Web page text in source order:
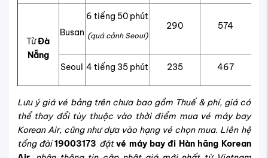
TừĐà
Nẵng
Busan
6 tiếng 50 phút
(quá cảnh Seoul)
290 574
Seoul 4 tiếng 35 phút 235 467
Lưu ý giá vé bảng trên chưa bao gồm Thuế & phí, giá có
thể thay đổi tùy thuộc vào thời điểm mua vé máy bay
Korean Air, cũng như dựa vào hạng vé chọn mua. Liên hệ
tổng đài19003173 đặtvé máy bay đi Hàn hãng Korean